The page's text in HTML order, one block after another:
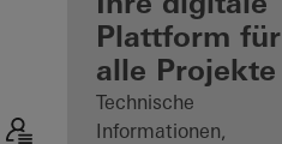
Mein
Arbeitsplatz
kennenlernen
Plattform für
alle Projekte
Technische
Informationen,